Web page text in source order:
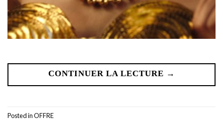
CONTINUER LA LECTURE →
Posted inOFFRE